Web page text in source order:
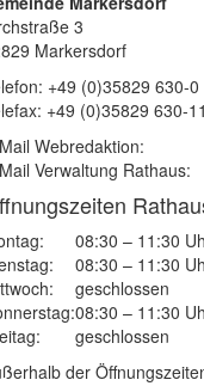
3
Markersdorf
+49 (0)35829 630-0
+49 (0)35829 630-11
Webredaktion:
Verwaltung Rathaus:
08:30 – 11:30
08:30 – 11:30
geschlossen
08:30 – 11:30
geschlossen
der